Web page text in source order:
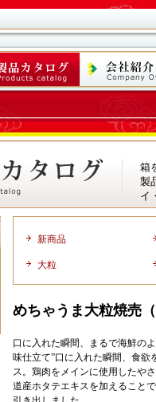
箱
製
イ
新商品
大粒
めちゃうま大粒焼売
口に入れた瞬間、まるで海鮮の
味仕立て”口に入れた瞬間、食欲
ス。鶏肉をメインに使用したや
道産ホタテエキスを加えること